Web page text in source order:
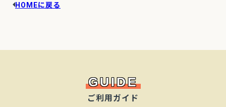
HOMEに戻る
GUIDE
ご利用ガイド